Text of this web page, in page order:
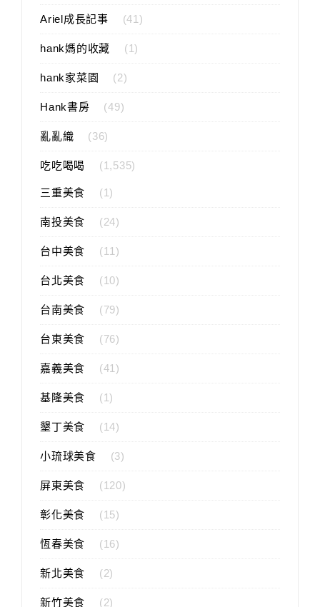
Ariel成長記事 (41)
hank媽的收藏 (1)
hank家菜園 (2)
Hank書房 (49)
亂亂織 (36)
吃吃喝喝 (1,535)
三重美食 (1)
南投美食 (24)
台中美食 (11)
台北美食 (10)
台南美食 (79)
台東美食 (76)
嘉義美食 (41)
基隆美食 (1)
墾丁美食 (14)
小琉球美食 (3)
屏東美食 (120)
彰化美食 (15)
恆春美食 (16)
新北美食 (2)
新竹美食 (2)